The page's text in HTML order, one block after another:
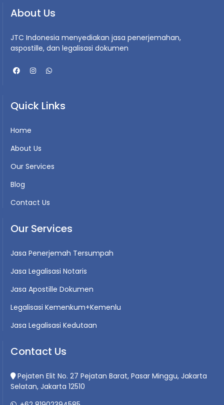
About Us
JTC Indonesia menyediakan jasa penerjemahan,
aspostille, dan legalisasi dokumen
Quick Links
Home
About Us
Our Services
Blog
Contact Us
Our Services
Jasa Penerjemah Tersumpah
Jasa Legalisasi Notaris
Jasa Apostille Dokumen
Legalisasi Kemenkum+Kemenlu
Jasa Legalisasi Kedutaan
Contact Us
Pejaten Elit No. 27 Pejatan Barat, Pasar Minggu, Jakarta
Selatan, Jakarta 12510